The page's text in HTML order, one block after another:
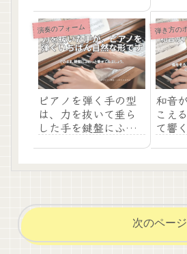
す。
演奏のフォーム
ピアノを弾く手の型
は、力を抜いて垂ら
した手を鍵盤にふわ
和音
こえ
て響
次のページ